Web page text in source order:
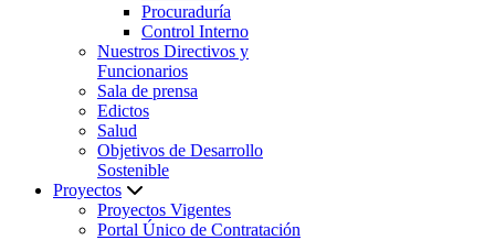
Procuraduría
Control Interno
Nuestros Directivos y
Funcionarios
Sala de prensa
Edictos
Salud
Objetivos de Desarrollo
Sostenible
Proyectos
Proyectos Vigentes
Portal Único de Contratación